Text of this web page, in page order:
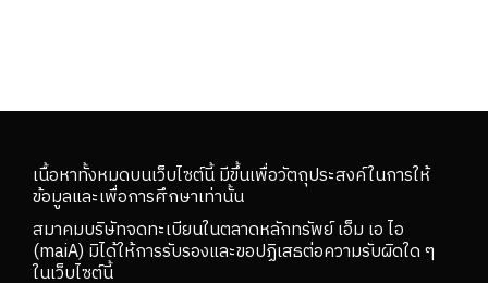
เนื้อหาทั้งหมดบนเว็บไซต์นี้ มีขึ้นเพื่อวัตถุประสงค์ในการให้
ข้อมูลและเพื่อการศึกษาเท่านั้น
สมาคมบริษัทจดทะเบียนในตลาดหลักทรัพย์ เอ็ม เอ ไอ
(maiA) มิได้ให้การรับรองและขอปฏิเสธต่อความรับผิดใด ๆ
ในเว็บไซต์นี้